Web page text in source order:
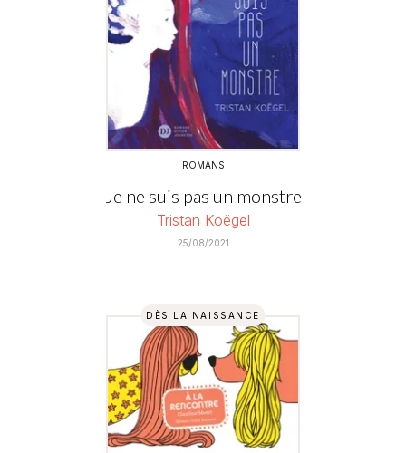
ROMANS
Je ne suis pas un monstre
Tristan Koëgel
25/08/2021
DÈS LA NAISSANCE